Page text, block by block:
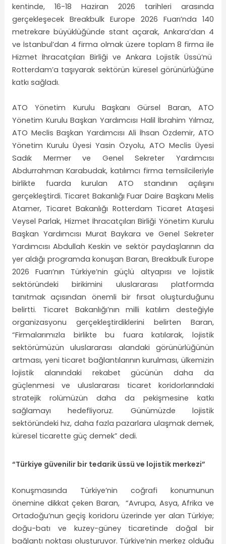
kentinde, 16-18 Haziran 2026 tarihleri arasında
gerçekleşecek Breakbulk Europe 2026 Fuarı’nda 140
metrekare büyüklüğünde stant açarak, Ankara’dan 4
ve İstanbul’dan 4 firma olmak üzere toplam 8 firma ile
Hizmet İhracatçıları Birliği ve Ankara Lojistik Üssü’nü
Rotterdam’a taşıyarak sektörün küresel görünürlüğüne
katkı sağladı.
ATO Yönetim Kurulu Başkanı Gürsel Baran, ATO
Yönetim Kurulu Başkan Yardımcısı Halil İbrahim Yılmaz,
ATO Meclis Başkan Yardımcısı Ali İhsan Özdemir, ATO
Yönetim Kurulu Üyesi Yasin Özyolu, ATO Meclis Üyesi
Sadık Mermer ve Genel Sekreter Yardımcısı
Abdurrahman Karabudak, katılımcı firma temsilcileriyle
birlikte fuarda kurulan ATO standının açılışını
gerçekleştirdi. Ticaret Bakanlığı Fuar Daire Başkanı Melis
Atamer, Ticaret Bakanlığı Rotterdam Ticaret Ataşesi
Veysel Parlak, Hizmet İhracatçıları Birliği Yönetim Kurulu
Başkan Yardımcısı Murat Baykara ve Genel Sekreter
Yardımcısı Abdullah Keskin ve sektör paydaşlarının da
yer aldığı programda konuşan Baran, Breakbulk Europe
2026 Fuarı’nın Türkiye’nin güçlü altyapısı ve lojistik
sektöründeki birikimini uluslararası platformda
tanıtmak açısından önemli bir fırsat oluşturduğunu
belirtti. Ticaret Bakanlığı’nın milli katılım desteğiyle
organizasyonu gerçekleştirdiklerini belirten Baran,
“Firmalarımızla birlikte bu fuara katılarak, lojistik
sektörümüzün uluslararası alandaki görünürlüğünün
artması, yeni ticaret bağlantılarının kurulması, ülkemizin
lojistik alanındaki rekabet gücünün daha da
güçlenmesi ve uluslararası ticaret koridorlarındaki
stratejik rolümüzün daha da pekişmesine katkı
sağlamayı hedefliyoruz. Günümüzde lojistik
sektöründeki hız, daha fazla pazarlara ulaşmak demek,
küresel ticarette güç demek” dedi.
“Türkiye güvenilir bir tedarik üssü ve lojistik merkezi”
Konuşmasında Türkiye’nin coğrafi konumunun
önemine dikkat çeken Baran, “Avrupa, Asya, Afrika ve
Ortadoğu’nun geçiş koridoru üzerinde yer alan Türkiye;
doğu-batı ve kuzey-güney ticaretinde doğal bir
bağlantı noktası oluşturuyor. Türkiye’nin merkez olduğu